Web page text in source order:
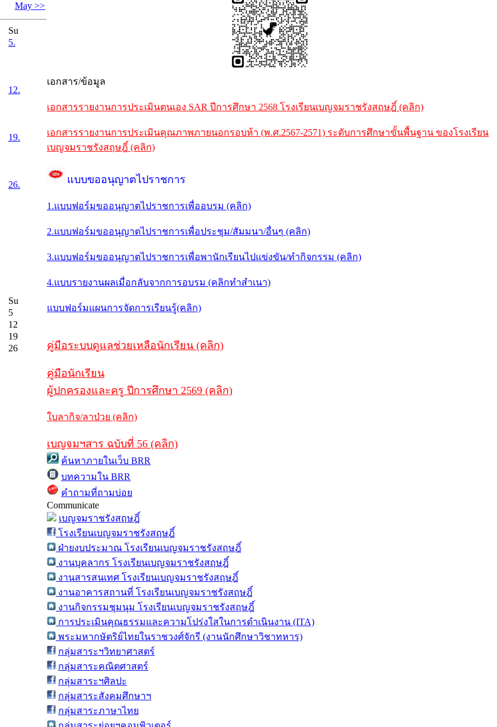
May >>
Su
5.
12.
19.
26.
Su
5
12
19
26
เอกสาร/ข้อมูล
เอกสารรายงานการประเมินตนเอง SAR ปีการศึกษา 2568 โรงเรียนเบญจมราชรังสฤษฎิ์ (คลิก)
เอกสารรายงานการประเมินคุณภาพภายนอกรอบห้า (พ.ศ.2567-2571) ระดับการศึกษาขั้นพื้นฐาน ของโรงเรียน
เบญจมราชรังสฤษฎิ์ (คลิก)
แบบขออนุญาตไปราชการ
1.แบบฟอร์มขออนุญาตไปราชการเพื่ออบรม (คลิก)
2.แบบฟอร์มขออนุญาตไปราชการเพื่อประชุม/สัมมนา/อื่นๆ (คลิก)
3.แบบฟอร์มขออนุญาตไปราชการเพื่อพานักเรียนไปแข่งขัน/ทำกิจกรรม (คลิก)
4.แบบรายงานผลเมื่อกลับจากการอบรม (คลิกทำสำเนา)
แบบฟอร์มแผนการจัดการเรียนรู้(คลิก)
คู่มือระบบดูแลช่วยเหลือนักเรียน (คลิก)
คู่มือนักเรียน
ผู้ปกครองและครู ปีการศึกษา 2569 (คลิก)
ใบลากิจ/ลาป่วย (คลิก)
เบญจมฯสาร ฉบับที่ 56 (คลิก)
ค้นหาภายในเว็บ BRR
บทความใน BRR
คำถามที่ถามบ่อย
Communicate
เบญจมราชรังสฤษฎิ์
โรงเรียนเบญจมราชรังสฤษฎิ์
ฝ่ายงบประมาณ โรงเรียนเบญจมราชรังสฤษฎิ์
งานบุคลากร โรงเรียนเบญจมราชรังสฤษฎิ์
งานสารสนเทศ โรงเรียนเบญจมราชรังสฤษฎิ์
งานอาคารสถานที่ โรงเรียนเบญจมราชรังสฤษฎิ์
งานกิจกรรมชุมนุม โรงเรียนเบญจมราชรังสฤษฎิ์
การประเมินคุณธรรมและความโปร่งใสในการดำเนินงาน (ITA)
พระมหากษัตริย์ไทยในราชวงศ์จักรี (งานนักศึกษาวิชาทหาร)
กลุ่มสาระฯวิทยาศาสตร์
กลุ่มสาระคณิตศาสตร์
กลุ่มสาระฯศิลปะ
กลุ่มสาระสังคมศึกษาฯ
กลุ่มสาระภาษาไทย